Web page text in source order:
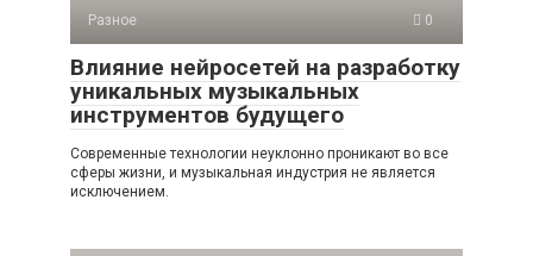
Разное 0
Влияние нейросетей на разработку
уникальных музыкальных
инструментов будущего
Современные технологии неуклонно проникают во все
сферы жизни, и музыкальная индустрия не является
исключением.